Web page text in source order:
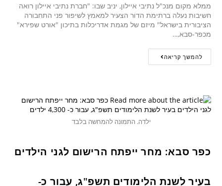
ממלא מקום מנכ"ל נתיבי איילון, יניב שבו: "חברת נתיבי איילון רואה
חשיבות נעלה ברתימת הדור הצעיר למאמץ לשיפור פני התחבורה
הציבורית בישראל" מיזם של מגמת אדריכלות בתיכון "אורט שפירא"
מכפר-סבא,…
להמשך קריאה
ילדה. התמונה להמחשה בלבד
כפר סבא: מחר ייפתח הרישום לגני הילדים
בעיר לשנת הלימודים תשפ"ג, עבור כ-